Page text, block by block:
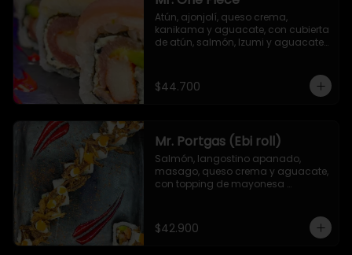
Atún, ajonjolí, queso crema,
kanikama y aguacate, con cubierta
de atún, salmón, Izumi y aguacate.
$44.700
Mr. Portgas (Ebi roll)
Salmón, langostino apanado,
masago, queso crema y aguacate,
con topping de mayonesa
$42.900